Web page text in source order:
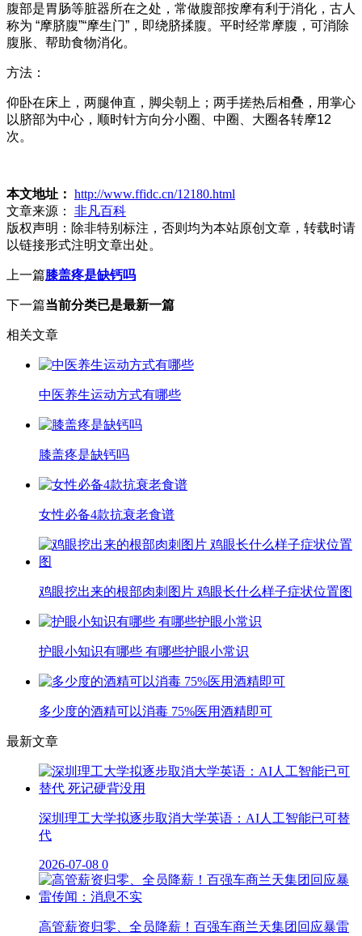
腹部是胃肠等脏器所在之处，常做腹部按摩有利于消化，古人
称为 “摩脐腹”“摩生门”，即绕脐揉腹。平时经常摩腹，可消除
腹胀、帮助食物消化。
方法：
仰卧在床上，两腿伸直，脚尖朝上；两手搓热后相叠，用掌心
以脐部为中心，顺时针方向分小圈、中圈、大圈各转摩12
次。
本文地址： http://www.ffidc.cn/12180.html
文章来源：
非凡百科
版权声明： 除非特别标注，否则均为本站原创文章，转载时请
以链接形式注明文章出处。
上一篇膝盖疼是缺钙吗
下一篇当前分类已是最新一篇
相关文章
中医养生运动方式有哪些
膝盖疼是缺钙吗
女性必备4款抗衰老食谱
鸡眼挖出来的根部肉刺图片 鸡眼长什么样子症状位置图
护眼小知识有哪些 有哪些护眼小常识
多少度的酒精可以消毒 75%医用酒精即可
最新文章
深圳理工大学拟逐步取消大学英语：AI人工智能已可替
代
2026-07-08 0
高管薪资归零、全员降薪！百强车商兰天集团回应暴雷